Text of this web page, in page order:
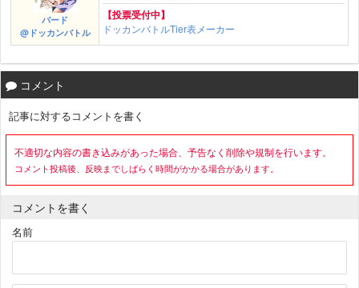
バード
@ドッカンバトル
【投票受付中】
ドッカンバトルTier表メーカー
コメント
記事に対するコメントを書く
不適切な内容の書き込みがあった場合、予告なく削除や規制を行います。
コメント投稿後、反映までしばらく時間がかかる場合があります。
コメントを書く
名前